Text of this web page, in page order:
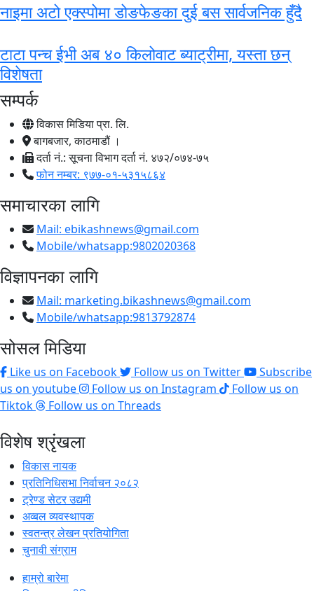
नाइमा अटो एक्स्पोमा डोङफेङका दुई बस सार्वजनिक हुँदै
टाटा पन्च ईभी अब ४० किलोवाट ब्याट्रीमा, यस्ता छन्
विशेषता
सम्पर्क
विकास मिडिया प्रा. लि.
बागबजार, काठमाडौं ।
दर्ता नं.: सूचना विभाग दर्ता नं. ४७२/०७४-७५
फोन नम्बर: ९७७-०१-५३१५८६४
समाचारका लागि
Mail: ebikashnews@gmail.com
Mobile/whatsapp:9802020368
विज्ञापनका लागि
Mail: marketing.bikashnews@gmail.com
Mobile/whatsapp:9813792874
सोसल मिडिया
Like us on Facebook Follow us on Twitter
Subscribe
us on youtube
Follow us on Instagram
Follow us on
Tiktok
Follow us on Threads
विशेष श्रृंखला
विकास नायक
प्रतिनिधिसभा निर्वाचन २०८२
ट्रेण्ड सेटर उद्यमी
अव्बल व्यवस्थापक
स्वतन्त्र लेखन प्रतियोगिता
चुनावी संग्राम
हाम्रो बारेमा